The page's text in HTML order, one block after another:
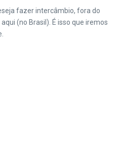
fazer intercâmbio, fora do
(no Brasil). É isso que iremos